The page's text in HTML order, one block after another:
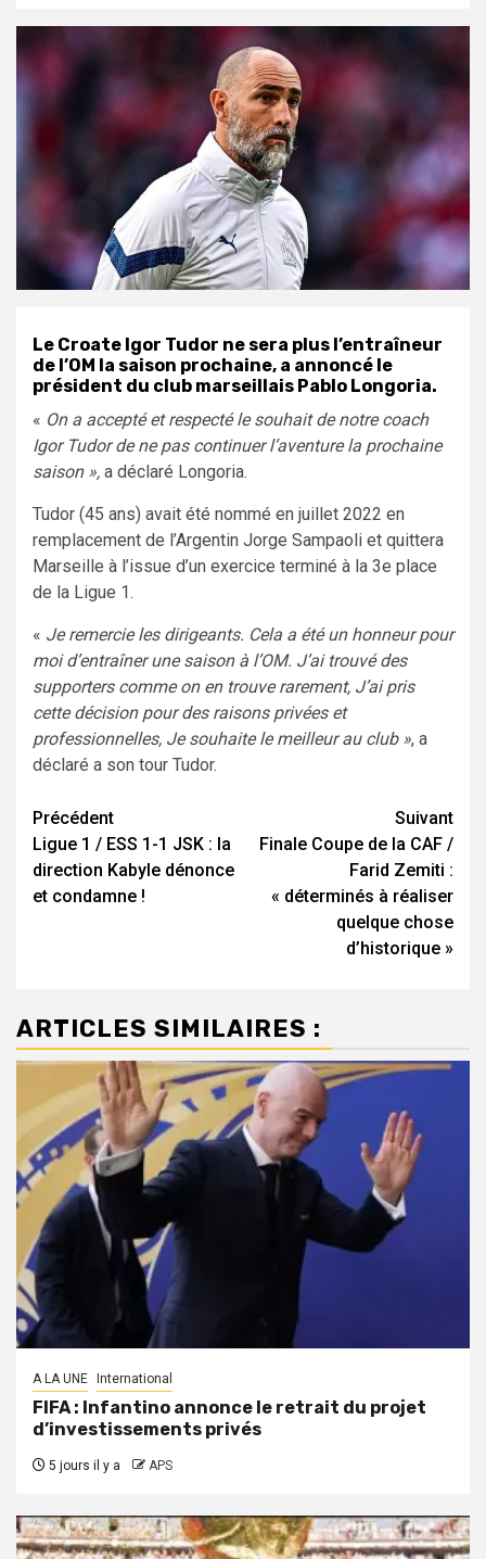
Le Croate Igor Tudor ne sera plus l’entraîneur
de l’OM la saison prochaine, a annoncé le
président du club marseillais Pablo Longoria.
« On a accepté et respecté le souhait de notre coach
Igor Tudor de ne pas continuer l’aventure la prochaine
saison », a déclaré Longoria.
Tudor (45 ans) avait été nommé en juillet 2022 en
remplacement de l’Argentin Jorge Sampaoli et quittera
Marseille à l’issue d’un exercice terminé à la 3e place
de la Ligue 1.
« Je remercie les dirigeants. Cela a été un honneur pour
moi d’entraîner une saison à l’OM. J’ai trouvé des
supporters comme on en trouve rarement, J’ai pris
cette décision pour des raisons privées et
professionnelles, Je souhaite le meilleur au club », a
déclaré a son tour Tudor.
Navigation
d’article
Précédent
Ligue 1 / ESS 1-1 JSK : la
direction Kabyle dénonce
et condamne !
Suivant
Finale Coupe de la CAF /
Farid Zemiti :
« déterminés à réaliser
quelque chose
d’historique »
ARTICLES SIMILAIRES :
A LA UNE International
FIFA : Infantino annonce le retrait du projet
d’investissements privés
5 jours il y a APS